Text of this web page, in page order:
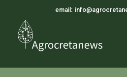
email: